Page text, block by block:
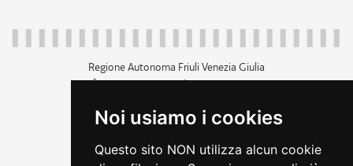
Noi usiamo i cookies
Questo sito NON utilizza alcun cookie
Regione Autonoma Friuli Venezia Giulia
c.f. 80014930327; p.iva 00526040324
+39 040 3771111